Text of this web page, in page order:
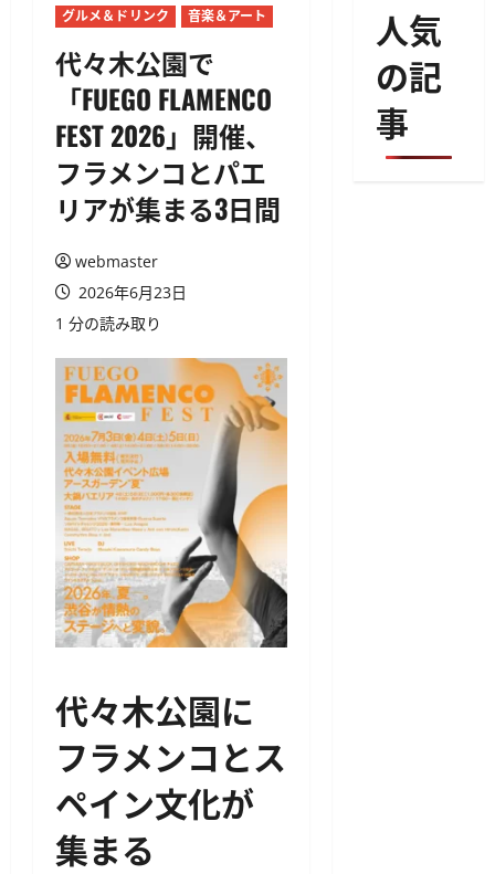
グルメ＆ドリンク 音楽＆アート
代々木公園で
「FUEGO FLAMENCO
FEST 2026」開催、
フラメンコとパエ
リアが集まる3日間
webmaster
2026年6月23日
1 分の読み取り
代々木公園に
フラメンコとス
ペイン文化が
集まる
人気
の記
事